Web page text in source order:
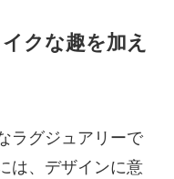
クな趣を加え
ラグジュアリーで
は、デザインに意